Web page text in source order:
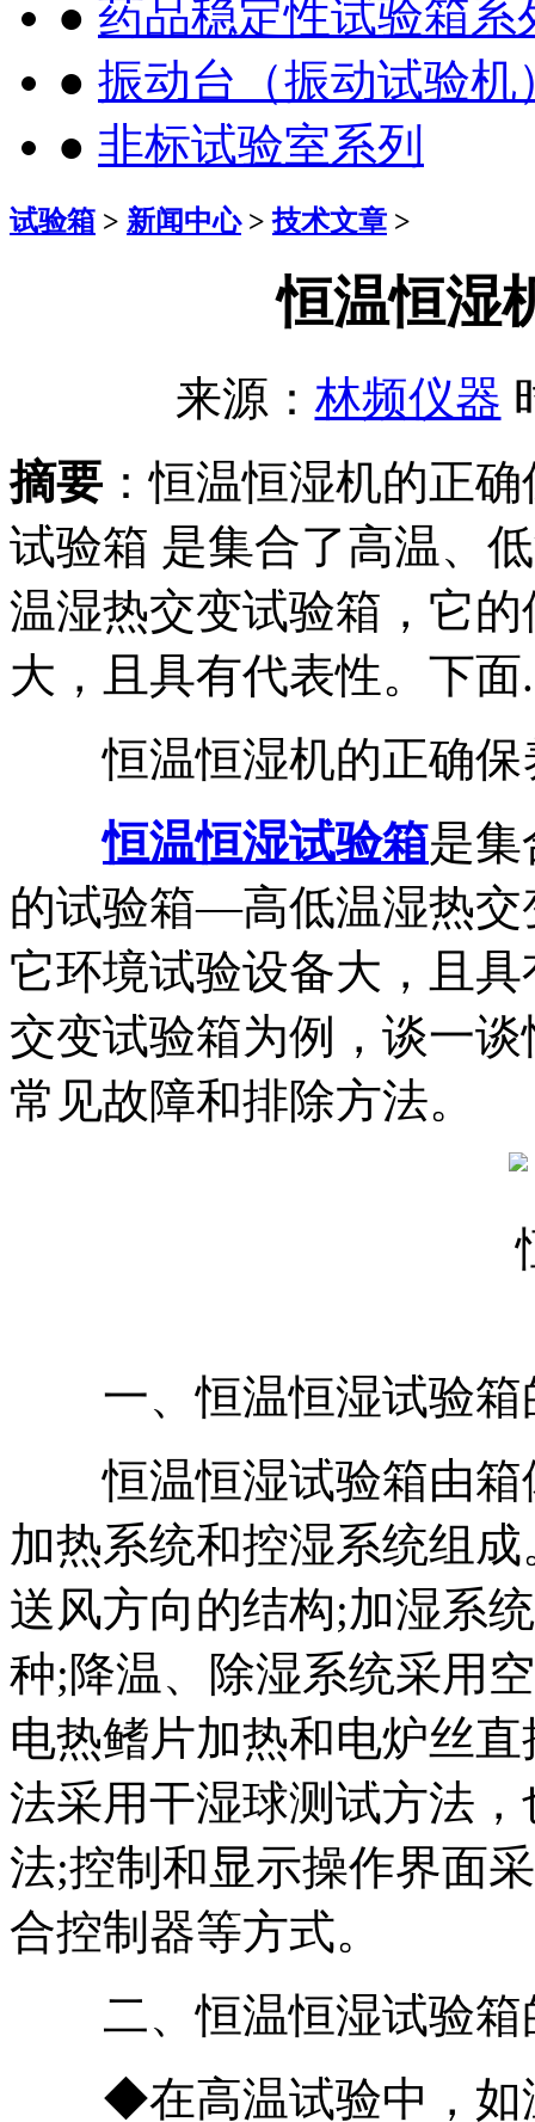
● 药品稳定性试验箱系
● 振动台（振动试验机
● 非标试验室系列
试验箱 > 新闻中心>技术文章 >
恒温恒湿
来源： 林频仪器
摘要 ：恒温恒湿机的正
试验箱 是集合了高温、
温湿热交变试验箱，它
大，且具有代表性。下面
恒温恒湿机的正确保
恒温恒湿试验箱是
的试验箱—高低温湿热交
它环境试验设备大，且
交变试验箱为例，谈一
常见故障和排除方法。
一、恒温恒湿试验箱
恒温恒湿试验箱由箱
加热系统和控湿系统组
送风方向的结构;加湿系
种;降温、除湿系统采用
电热鳍片加热和电炉丝
法采用干湿球测试方法
法;控制和显示操作界面
合控制器等方式。
二、恒温恒湿试验箱
◆在高温试验中，如